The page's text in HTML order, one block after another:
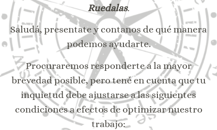
Ruedalas.
Saludá, presentate y contanos de qué manera
podemos ayudarte.
Procuraremos responderte a la mayor
brevedad posible, pero tené en cuenta que tu
inquietud debe ajustarse a las siguientes
condiciones a efectos de optimizar nuestro
trabajo: